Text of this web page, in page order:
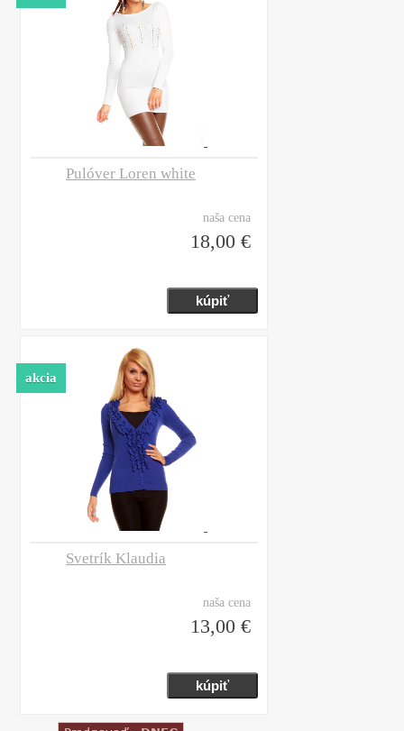
Pulóver Loren white
naša cena
18,00 €
Svetrík Klaudia
naša cena
13,00 €
akcia